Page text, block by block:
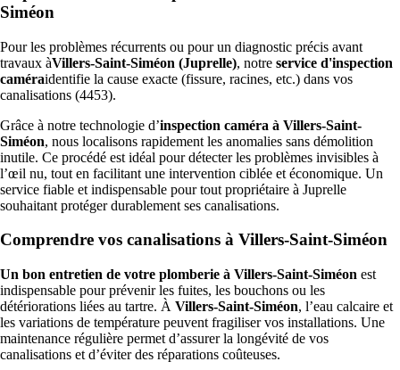
Siméon
Pour les problèmes récurrents ou pour un diagnostic précis avant
travaux àVillers-Saint-Siméon (Juprelle), notre service d'inspection
caméraidentifie la cause exacte (fissure, racines, etc.) dans vos
canalisations (4453).
Grâce à notre technologie d’inspection caméra à Villers-Saint-
Siméon, nous localisons rapidement les anomalies sans démolition
inutile. Ce procédé est idéal pour détecter les problèmes invisibles à
l’œil nu, tout en facilitant une intervention ciblée et économique. Un
service fiable et indispensable pour tout propriétaire à Juprelle
souhaitant protéger durablement ses canalisations.
Comprendre vos canalisations à Villers-Saint-Siméon
Un bon entretien de votre plomberie à Villers-Saint-Siméon est
indispensable pour prévenir les fuites, les bouchons ou les
détériorations liées au tartre. À Villers-Saint-Siméon, l’eau calcaire et
les variations de température peuvent fragiliser vos installations. Une
maintenance régulière permet d’assurer la longévité de vos
canalisations et d’éviter des réparations coûteuses.